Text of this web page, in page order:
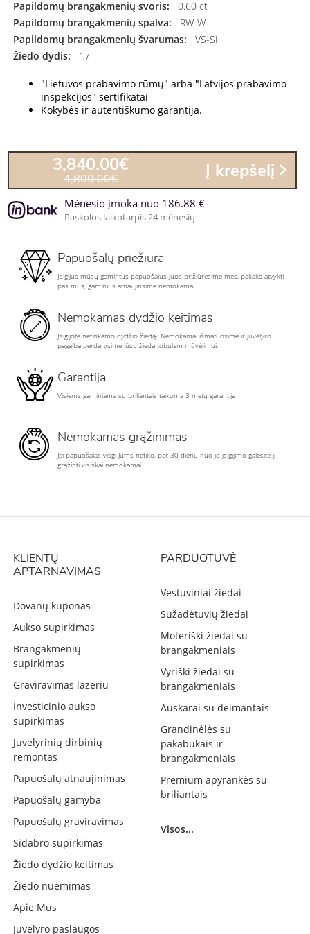
Papildomų brangakmenių svoris:
0.60 ct
Papildomų brangakmenių spalva:
RW-W
Papildomų brangakmenių švarumas:
VS-SI
Žiedo dydis:
17
"Lietuvos prabavimo rūmų" arba "Latvijos prabavimo
inspekcijos" sertifikatai
Kokybės ir autentiškumo garantija.
3,840.00€
4,800.00€ Į krepšelį
Mėnesio įmoka nuo 186.88 €
Paskolos laikotarpis 24 mėnesių
Papuošalų priežiūra
Įsigijus mūsų gamintus papuošalus juos prižiūrėsime mes, pakaks atvykti
pas mus, gaminius atnaujinsime nemokamai
Nemokamas dydžio keitimas
Įsigijote netinkamo dydžio žiedą? Nemokamai išmatuosime ir juvelyro
pagalba perdarysime jūsų žiedą tobulam mūvėjimui.
Garantija
Visiems gaminiams su briliantais taikoma 3 metų garantija
Nemokamas grąžinimas
Jei papuošalas visgi Jums netiko, per 30 dienų nuo jo įsigijimo galėsite jį
grąžinti visiškai nemokamai.
KLIENTŲ
APTARNAVIMAS
Dovanų kuponas
Aukso supirkimas
Brangakmenių
supirkimas
Graviravimas lazeriu
Investicinio aukso
supirkimas
Juvelyrinių dirbinių
remontas
Papuošalų atnaujinimas
Papuošalų gamyba
Papuošalų graviravimas
Sidabro supirkimas
Žiedo dydžio keitimas
Žiedo nuėmimas
Apie Mus
Juvelyro paslaugos
PARDUOTUVĖ
Vestuviniai žiedai
Sužadėtuvių žiedai
Moteriški žiedai su
brangakmeniais
Vyriški žiedai su
brangakmeniais
Auskarai su deimantais
Grandinėlės su
pakabukais ir
brangakmeniais
Premium apyrankės su
briliantais
Visos...